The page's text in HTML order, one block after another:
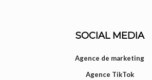
SOCIAL MEDIA
Agence de marketing
Agence TikTok